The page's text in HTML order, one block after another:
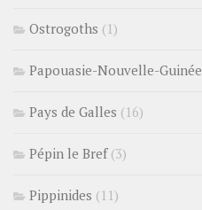
Ostrogoths (1)
Papouasie-Nouvelle-Guinée
Pays de Galles (16)
Pépin le Bref(3)
Pippinides (11)